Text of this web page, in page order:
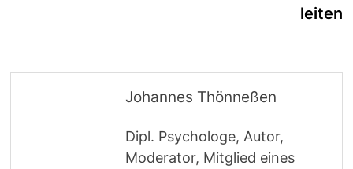
leiten
Johannes Thönneßen
Dipl. Psychologe, Autor,
Moderator, Mitglied eines